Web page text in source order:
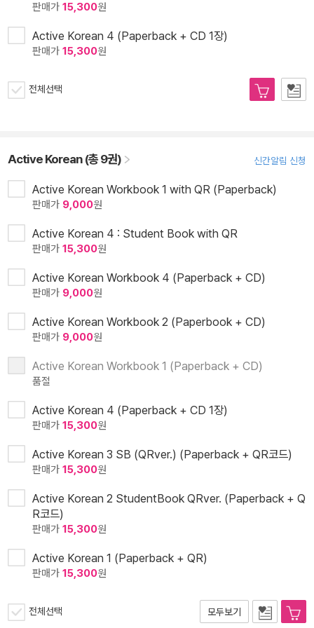
판매가 15,300원
Active Korean 4 (Paperback + CD 1장)
판매가 15,300원
전체선택
Active Korean (총 9권) 신간알림 신청
Active Korean Workbook 1 with QR (Paperback)
판매가 9,000원
Active Korean 4 : Student Book with QR
판매가 15,300원
Active Korean Workbook 4 (Paperback + CD)
판매가 9,000원
Active Korean Workbook 2 (Paperbook + CD)
판매가 9,000원
Active Korean Workbook 1 (Paperback + CD)
품절
Active Korean 4 (Paperback + CD 1장)
판매가 15,300원
Active Korean 3 SB (QRver.) (Paperback + QR코드)
판매가 15,300원
Active Korean 2 StudentBook QRver. (Paperback + Q
R코드)
판매가 15,300원
Active Korean 1 (Paperback + QR)
판매가 15,300원
전체선택 모두보기